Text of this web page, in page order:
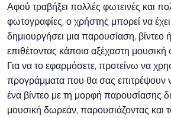
Αφού τραβήξει πολλές φωτεινές και
φωτογραφίες, ο χρήστης μπορεί να
δημιουργήσει μια παρουσίαση, βίντεο
επιθέτοντας κάποια αξέχαστη μουσική
Για να το εφαρμόσετε, προτείνω να
προγράμματα που θα σας επιτρέψουν
ένα βίντεο με τη μορφή παρουσίασης
μουσική δωρεάν, παρουσιάζοντας και